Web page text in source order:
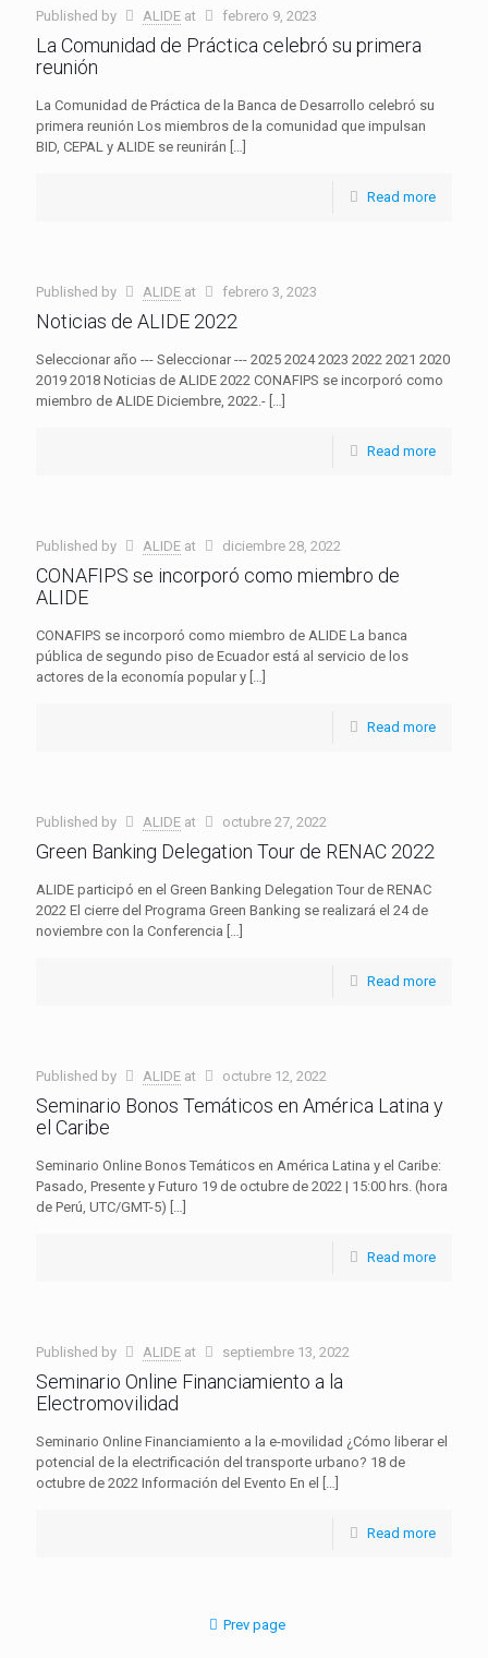
Published by ALIDE at febrero 9, 2023
La Comunidad de Práctica celebró su primera
reunión
La Comunidad de Práctica de la Banca de Desarrollo celebró su
primera reunión Los miembros de la comunidad que impulsan
BID, CEPAL y ALIDE se reunirán […]
Read more
Published by ALIDE at febrero 3, 2023
Noticias de ALIDE 2022
Seleccionar año --- Seleccionar --- 2025 2024 2023 2022 2021 2020
2019 2018 Noticias de ALIDE 2022 CONAFIPS se incorporó como
miembro de ALIDE Diciembre, 2022.- […]
Read more
Published by ALIDE at diciembre 28, 2022
CONAFIPS se incorporó como miembro de
ALIDE
CONAFIPS se incorporó como miembro de ALIDE La banca
pública de segundo piso de Ecuador está al servicio de los
actores de la economía popular y […]
Read more
Published by ALIDE at octubre 27, 2022
Green Banking Delegation Tour de RENAC 2022
ALIDE participó en el Green Banking Delegation Tour de RENAC
2022 El cierre del Programa Green Banking se realizará el 24 de
noviembre con la Conferencia […]
Read more
Published by ALIDE at octubre 12, 2022
Seminario Bonos Temáticos en América Latina y
el Caribe
Seminario Online Bonos Temáticos en América Latina y el Caribe:
Pasado, Presente y Futuro 19 de octubre de 2022 | 15:00 hrs. (hora
de Perú, UTC/GMT-5) […]
Read more
Published by ALIDE at septiembre 13, 2022
Seminario Online Financiamiento a la
Electromovilidad
Seminario Online Financiamiento a la e-movilidad ¿Cómo liberar el
potencial de la electrificación del transporte urbano? 18 de
octubre de 2022 Información del Evento En el
[…]
Read more
Prev page